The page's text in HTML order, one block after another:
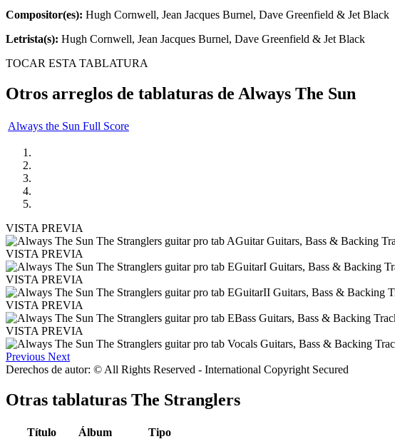
Compositor(es): Hugh Cornwell, Jean Jacques Burnel, Dave Greenfield & Jet Black
Letrista(s): Hugh Cornwell, Jean Jacques Burnel, Dave Greenfield & Jet Black
TOCAR ESTA TABLATURA
Otros arreglos de tablaturas de Always The Sun
Always the Sun Full Score
VISTA PREVIA
VISTA PREVIA
VISTA PREVIA
VISTA PREVIA
VISTA PREVIA
Previous Next
Derechos de autor: © All Rights Reserved - International Copyright Secured
Otras tablaturas The Stranglers
Título Álbum
Tipo